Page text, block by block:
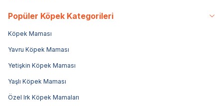
Popüler Köpek Kategorileri
Köpek Maması
Yavru Köpek Maması
Yetişkin Köpek Maması
Yaşlı Köpek Maması
Özel Irk Köpek Mamaları